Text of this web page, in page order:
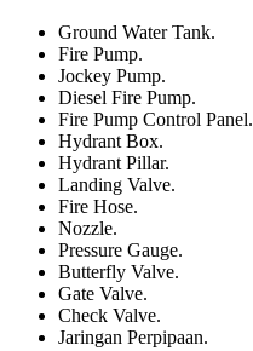
Ground Water Tank.
Fire Pump.
Jockey Pump.
Diesel Fire Pump.
Fire Pump Control Panel.
Hydrant Box.
Hydrant Pillar.
Landing Valve.
Fire Hose.
Nozzle.
Pressure Gauge.
Butterfly Valve.
Gate Valve.
Check Valve.
Jaringan Perpipaan.